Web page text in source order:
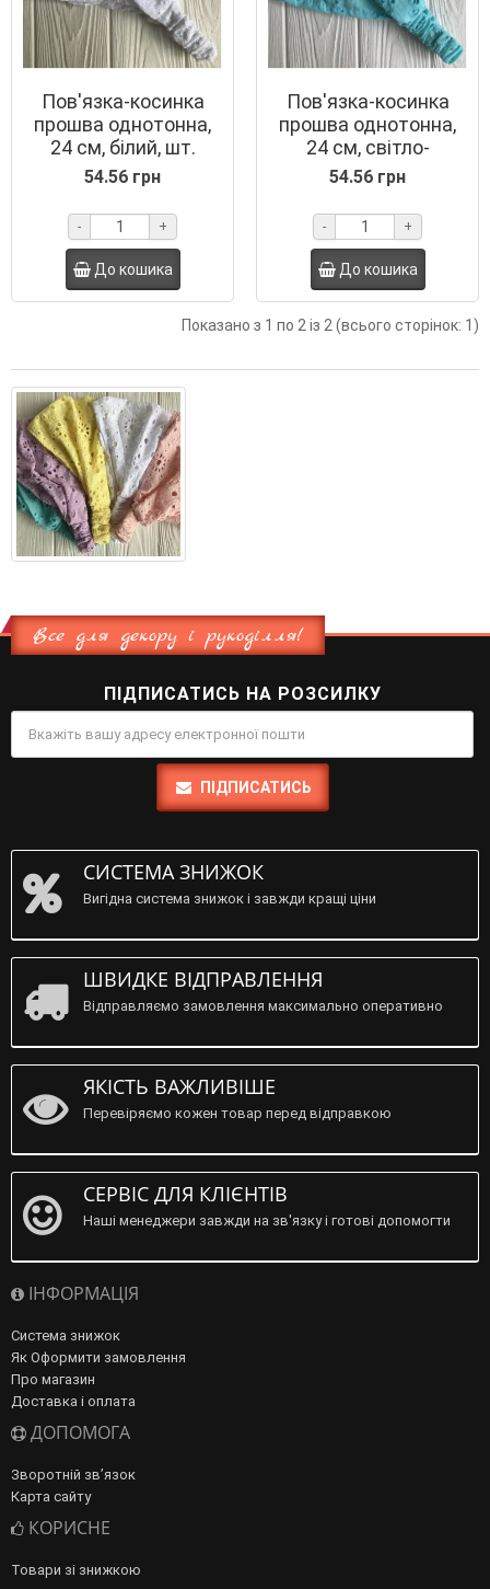
Пов'язка-косинка
прошва однотонна,
24 см, білий, шт.
54.56 грн
- +
До кошика
Пов'язка-косинка
прошва однотонна,
24 см, світло-
бірюзова, шт.
54.56 грн
- +
До кошика
Показано з 1 по 2 із 2 (всього сторінок: 1)
Все для декору і рукоділля!
ПІДПИСАТИСЬ НА РОЗСИЛКУ
ПІДПИСАТИСЬ
СИСТЕМА ЗНИЖОК
Вигідна система знижок і завжди кращі ціни
ШВИДКЕ ВІДПРАВЛЕННЯ
Відправляємо замовлення максимально оперативно
ЯКІСТЬ ВАЖЛИВІШЕ
Перевіряємо кожен товар перед відправкою
СЕРВІС ДЛЯ КЛІЄНТІВ
Наші менеджери завжди на зв'язку і готові допомогти
ІНФОРМАЦІЯ
Система знижок
Як Оформити замовлення
Про магазин
Доставка і оплата
ДОПОМОГА
Зворотній зв’язок
Карта сайту
КОРИСНЕ
Товари зі знижкою